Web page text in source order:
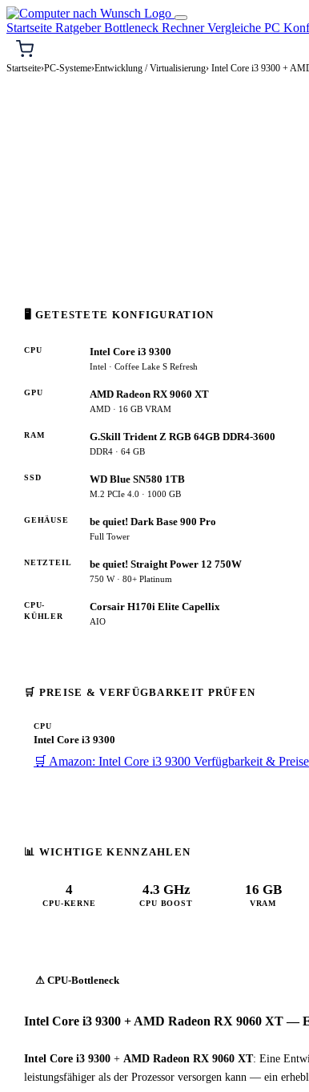
Startseite RatgeberBottleneck RechnerVergleiche PC
Startseite›PC-Systeme›Entwicklung / Virtualisierung› Intel Core i3 9300 +
🖥 GETESTETE KONFIGURATION
CPU Intel Core i3 9300
Intel · Coffee Lake S Refresh
GPU AMD Radeon RX 9060 XT
AMD · 16 GB VRAM
RAM G.Skill Trident Z RGB 64GB DDR4-3600
DDR4 · 64 GB
SSD WD Blue SN580 1TB
M.2 PCIe 4.0 · 1000 GB
GEHÄUSE be quiet! Dark Base 900 Pro
Full Tower
NETZTEIL be quiet! Straight Power 12 750W
750 W · 80+ Platinum
CPU-
KÜHLER
Corsair H170i Elite Capellix
AIO
🛒 PREISE & VERFÜGBARKEIT PRÜFEN
CPU
Intel Core i3 9300
🛒 Amazon: Intel Core i3 9300 Verfügbarkeit &
📊 WICHTIGE KENNZAHLEN
4
CPU-KERNE
4.3 GHz
CPU BOOST
16 GB
VRAM
⚠ CPU-Bottleneck
Intel Core i3 9300 + AMD Radeon RX 9060 XT —
Intel Core i3 9300 + AMD Radeon RX 9060 XT: Eine
leistungsfähiger als der Prozessor versorgen kann — ein